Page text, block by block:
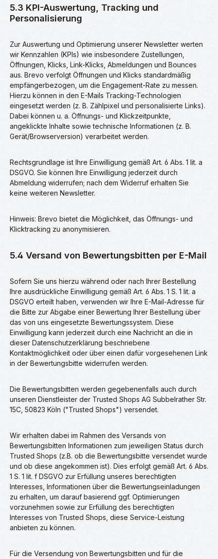
5.3 KPI-Auswertung, Tracking und
Personalisierung
Zur Auswertung und Optimierung unserer Newsletter werten
wir Kennzahlen (KPIs) wie insbesondere Zustellungen,
Öffnungen, Klicks, Link-Klicks, Abmeldungen und Bounces
aus. Brevo verfolgt Öffnungen und Klicks standardmäßig
empfängerbezogen, um die Engagement-Rate zu messen.
Hierzu können in den E-Mails Tracking-Technologien
eingesetzt werden (z. B. Zählpixel und personalisierte Links).
Dabei können u. a. Öffnungs- und Klickzeitpunkte,
angeklickte Inhalte sowie technische Informationen (z. B.
Gerät/Browserversion) verarbeitet werden.
Rechtsgrundlage ist Ihre Einwilligung gemäß Art. 6 Abs. 1 lit. a
DSGVO. Sie können Ihre Einwilligung jederzeit durch
Abmeldung widerrufen; nach dem Widerruf erhalten Sie
keine weiteren Newsletter.
Hinweis: Brevo bietet die Möglichkeit, das Öffnungs- und
Klicktracking zu anonymisieren.
5.4 Versand von Bewertungsbitten per E-Mail
Sofern Sie uns hierzu während oder nach Ihrer Bestellung
Ihre ausdrückliche Einwilligung gemäß Art. 6 Abs. 1 S. 1 lit. a
DSGVO erteilt haben, verwenden wir Ihre E-Mail-Adresse für
die Bitte zur Abgabe einer Bewertung Ihrer Bestellung über
das von uns eingesetzte Bewertungssystem. Diese
Einwilligung kann jederzeit durch eine Nachricht an die in
dieser Datenschutzerklärung beschriebene
Kontaktmöglichkeit oder über einen dafür vorgesehenen Link
in der Bewertungsbitte widerrufen werden.
Die Bewertungsbitten werden gegebenenfalls auch durch
unseren Dienstleister der Trusted Shops AG Subbelrather Str.
15C, 50823 Köln ("Trusted Shops") versendet.
Wir erhalten dabei im Rahmen des Versands von
Bewertungsbitten Informationen zum jeweiligen Status durch
Trusted Shops (z.B. ob die Bewertungsbitte versendet wurde
und ob diese angekommen ist). Dies erfolgt gemäß Art. 6 Abs.
1 S. 1 lit. f DSGVO zur Erfüllung unseres berechtigten
Interesses, Informationen über die Bewertungseinladungen
zu erhalten, um darauf basierend ggf. Optimierungen
vorzunehmen sowie zur Erfüllung des berechtigten
Interesses von Trusted Shops, diese Service-Leistung
anbieten zu können.
Für die Versendung von Bewertungsbitten und für die